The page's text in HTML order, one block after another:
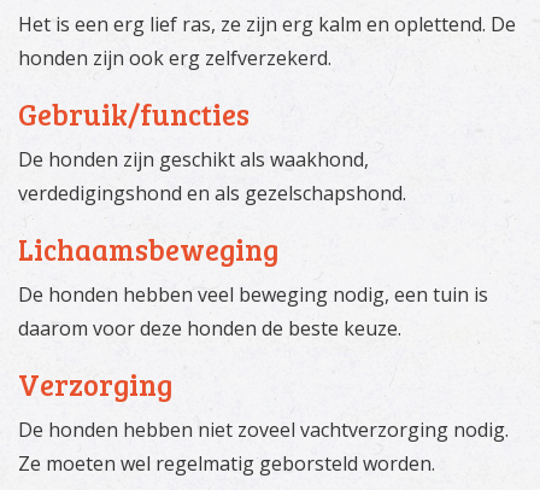
Het is een erg lief ras, ze zijn erg kalm en oplettend. De
honden zijn ook erg zelfverzekerd.
Gebruik/functies
De honden zijn geschikt als waakhond,
verdedigingshond en als gezelschapshond.
Lichaamsbeweging
De honden hebben veel beweging nodig, een tuin is
daarom voor deze honden de beste keuze.
Verzorging
De honden hebben niet zoveel vachtverzorging nodig.
Ze moeten wel regelmatig geborsteld worden.